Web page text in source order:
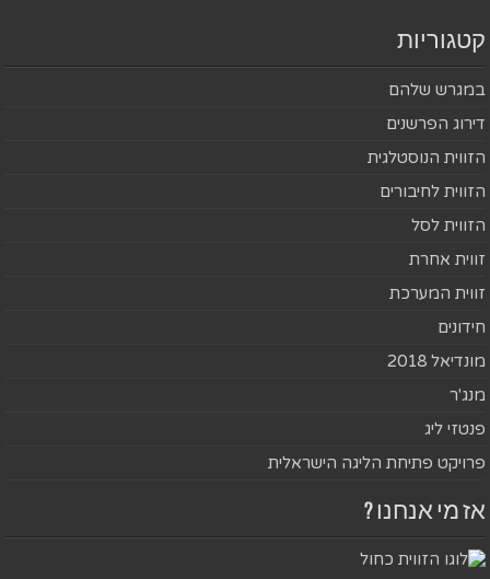
קטגוריות
במגרש שלהם
דירוג הפרשנים
הזווית הנוסטלגית
הזווית לחיבורים
הזווית לסל
זווית אחרת
זווית המערכת
חידונים
מונדיאל 2018
מנג'ר
פנטזי ליג
פרויקט פתיחת הליגה הישראלית
אז מי אנחנו ?